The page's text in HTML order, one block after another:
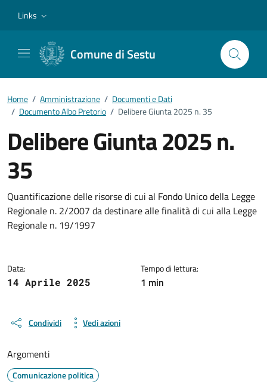
Links
Comune di Sestu
Home / Amministrazione / Documenti e Dati
/ Documento Albo Pretorio / Delibere Giunta 2025 n. 35
Delibere Giunta 2025 n.
35
Dettagli del documento
Quantificazione delle risorse di cui al Fondo Unico della Legge
Regionale n. 2/2007 da destinare alle finalità di cui alla Legge
Regionale n. 19/1997
Data:
14 Aprile 2025
Tempo di lettura:
1 min
Condividi Vedi azioni
Argomenti
Comunicazione politica